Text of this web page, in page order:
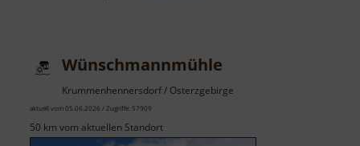
Wünschmannmühle
Krummenhennersdorf / Osterzgebirge
aktuell vom 05.06.2026 / Zugriffe: 57909
50 km vom aktuellen Standort